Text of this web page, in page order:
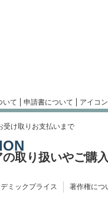
いて 申請書について アイコ
受け取りお支払いまで
の取り扱いやご購
ミックプライス 著作権につ